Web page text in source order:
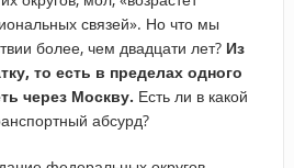
связей». Но что мы
более, чем двадцати лет? Из
то есть в пределах одного
через Москву. Есть ли в какой
абсурд?